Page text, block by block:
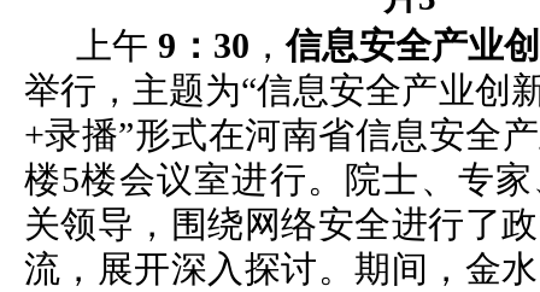
上午9：30 ，信息安全产业
举行，主题为“信息安全产业创
+录播”形式在河南省信息安全
楼5楼会议室进行。院士、专
关领导，围绕网络安全进行了
流，展开深入探讨。期间，金